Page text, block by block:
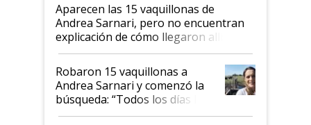
Aparecen las 15 vaquillonas de
Andrea Sarnari, pero no encuentran
explicación de cómo llegaron allí
Robaron 15 vaquillonas a
Andrea Sarnari y comenzó la
búsqueda: “Todos los días le
toca a algún productor”